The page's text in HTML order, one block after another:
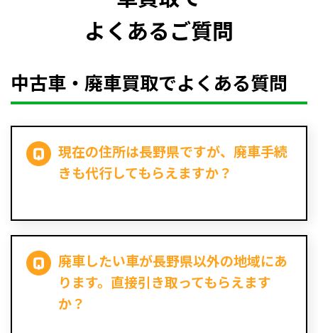
よくあるご質問
中古車・廃車買取でよくある質問
現在の住所は長野県ですが、廃車手続
きも代行してもらえますか？
廃車したい車が長野県以外の地域にあ
ります。直接引き取ってもらえます
か？